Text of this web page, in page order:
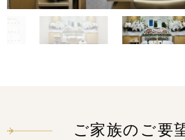
ご家族のご要